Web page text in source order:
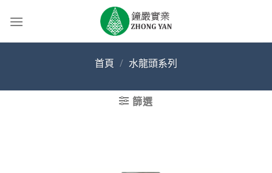
首頁 / 水龍頭系列
篩選